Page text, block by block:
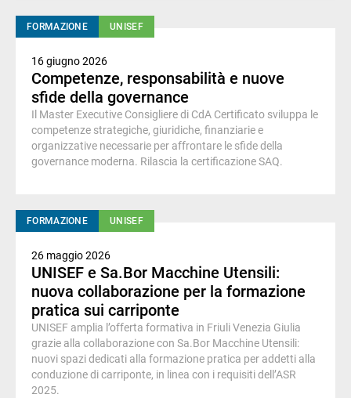
FORMAZIONE UNISEF
16 giugno 2026
Competenze, responsabilità e nuove
sfide della governance
Il Master Executive Consigliere di CdA Certificato sviluppa le
competenze strategiche, giuridiche, finanziarie e
organizzative necessarie per affrontare le sfide della
governance moderna. Rilascia la certificazione SAQ.
FORMAZIONE UNISEF
26 maggio 2026
UNISEF e Sa.Bor Macchine Utensili:
nuova collaborazione per la formazione
pratica sui carriponte
UNISEF amplia l’offerta formativa in Friuli Venezia Giulia
grazie alla collaborazione con Sa.Bor Macchine Utensili:
nuovi spazi dedicati alla formazione pratica per addetti alla
conduzione di carriponte, in linea con i requisiti dell’ASR
2025.